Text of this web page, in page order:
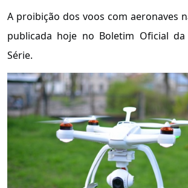
A proibição dos voos com aeronaves
publicada hoje no Boletim Oficial da
Série.